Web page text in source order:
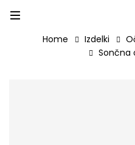
Home Izdelki
Sončna